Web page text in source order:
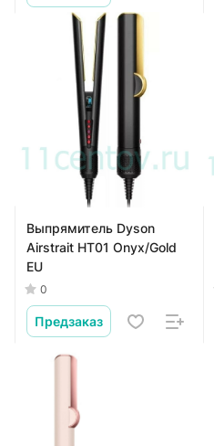
Выпрямитель Dyson
Airstrait HT01 Onyx/Gold
EU
0
Предзаказ